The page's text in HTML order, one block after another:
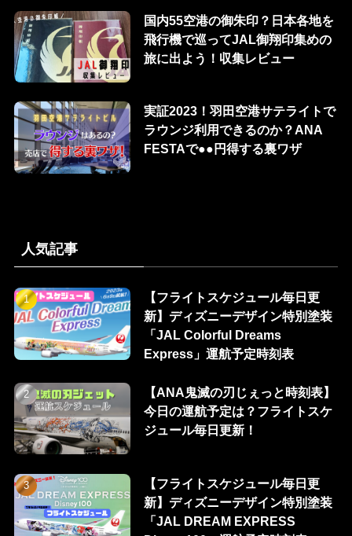
国内55空港の御朱印？日本各地を
飛行機で巡ってJAL御翔印集めの
旅に出よう！収集レビュー
実証2023！羽田空港サテライトで
ラウンジ利用できるのか？ANA
FESTAで●●円得する裏ワザ
人気記事
【フライトスケジュール毎日更
新】ディズニーデザイン特別塗装
「JAL Colorful Dreams
Express」運航予定時刻表
【ANA鬼滅の刃じぇっと時刻表】
今日の運航予定は？フライトスケ
ジュール毎日更新！
【フライトスケジュール毎日更
新】ディズニーデザイン特別塗装
「JAL DREAM EXPRESS